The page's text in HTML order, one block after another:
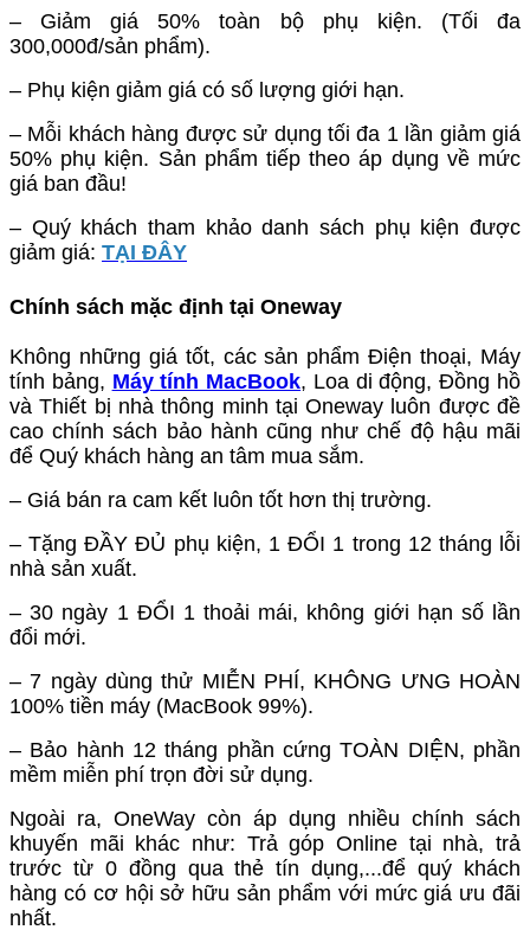
– Giảm giá 50% toàn bộ phụ kiện. (Tối đa
300,000đ/sản phẩm).
– Phụ kiện giảm giá có số lượng giới hạn.
– Mỗi khách hàng được sử dụng tối đa 1 lần giảm giá
50% phụ kiện. Sản phẩm tiếp theo áp dụng về mức
giá ban đầu!
– Quý khách tham khảo danh sách phụ kiện được
giảm giá: TẠI ĐÂY
Chính sách mặc định tại Oneway
Không những giá tốt, các sản phẩm Điện thoại, Máy
tính bảng, Máy tính MacBook, Loa di động, Đồng hồ
và Thiết bị nhà thông minh tại Oneway luôn được đề
cao chính sách bảo hành cũng như chế độ hậu mãi
để Quý khách hàng an tâm mua sắm.
– Giá bán ra cam kết luôn tốt hơn thị trường.
– Tặng ĐẦY ĐỦ phụ kiện, 1 ĐỔI 1 trong 12 tháng lỗi
nhà sản xuất.
– 30 ngày 1 ĐỔI 1 thoải mái, không giới hạn số lần
đổi mới.
– 7 ngày dùng thử MIỄN PHÍ, KHÔNG ƯNG HOÀN
100% tiền máy (MacBook 99%).
– Bảo hành 12 tháng phần cứng TOÀN DIỆN, phần
mềm miễn phí trọn đời sử dụng.
Ngoài ra, OneWay còn áp dụng nhiều chính sách
khuyến mãi khác như: Trả góp Online tại nhà, trả
trước từ 0 đồng qua thẻ tín dụng,...để quý khách
hàng có cơ hội sở hữu sản phẩm với mức giá ưu đãi
nhất.